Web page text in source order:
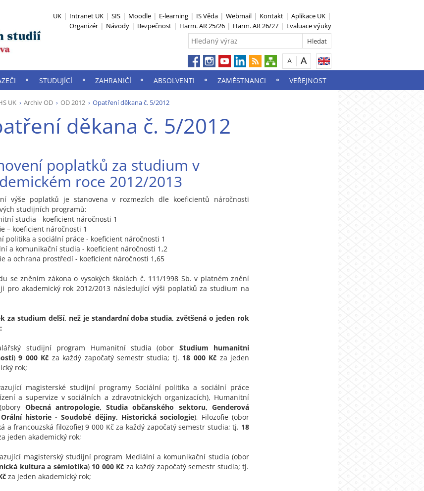
UK Intranet UK SIS Moodle E-learning IS Věda Webmail Kontakt
Aplikace UK
Organizér
Návody Bezpečnost Harm. AR 25/26 Harm. AR 26/27 Evaluace výuky
STUDUJÍCÍ ZAHRANIČÍ ABSOLVENTI ZAMĚSTNANCI VEŘEJNOST
UK Archiv OD OD 2012 Opatření děkana č. 5/2012
děkana č. 5/2012
poplatků za studium v
roce 2012/2013
výše poplatků je stanovena v rozmezích dle koeficientů náročnosti
studijních programů:
studia - koeficient náročnosti 1
– koeficient náročnosti 1
politika a sociální práce - koeficient náročnosti 1
a komunikační studia - koeficient náročnosti 1,2
a ochrana prostředí - koeficient náročnosti 1,65
se zněním zákona o vysokých školách č. 111/1998 Sb. v platném znění
pro akademický rok 2012/2013 následující výši poplatků za studium na
za studium delší, než je standardní doba studia, zvětšená o jeden rok
studijní program Humanitní studia (obor Studium humanitní
)9 000 Kč za každý započatý semestr studia; tj. 18 000 Kč za jeden
rok;
magisterské studijní programy Sociální politika a sociální práce
a supervize v sociálních a zdravotnických organizacích), Humanitní
Obecná antropologie, Studia občanského sektoru, Genderová
historie - Soudobé dějiny, Historická sociologie), Filozofie (obor
a francouzská filozofie) 9 000 Kč za každý započatý semestr studia; tj. 18
jeden akademický rok;
magisterský studijní program Mediální a komunikační studia (obor
kultura a sémiotika)10 000 Kč za každý započatý semestr studia; tj.
za jeden akademický rok;